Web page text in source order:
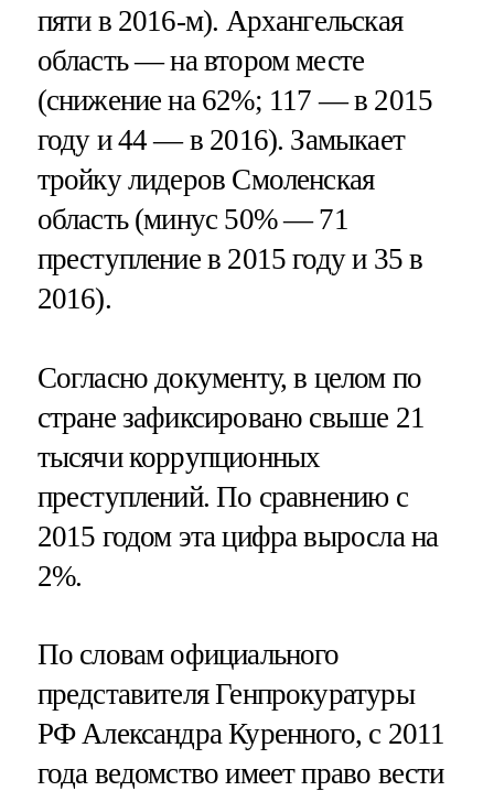
пяти в 2016-м). Архангельская
область — на втором месте
(снижение на 62%; 117 — в 2015
году и 44 — в 2016). Замыкает
тройку лидеров Смоленская
область (минус 50% — 71
преступление в 2015 году и 35 в
2016).
Согласно документу, в целом по
стране зафиксировано свыше 21
тысячи коррупционных
преступлений. По сравнению с
2015 годом эта цифра выросла на
2%.
По словам официального
представителя Генпрокуратуры
РФ Александра Куренного, с 2011
года ведомство имеет право вести